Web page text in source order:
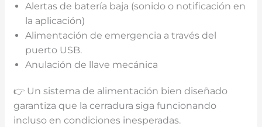
Alertas de batería baja (sonido o notificación en
la aplicación)
Alimentación de emergencia a través del
puerto USB.
Anulación de llave mecánica
👉 Un sistema de alimentación bien diseñado
garantiza que la cerradura siga funcionando
incluso en condiciones inesperadas.